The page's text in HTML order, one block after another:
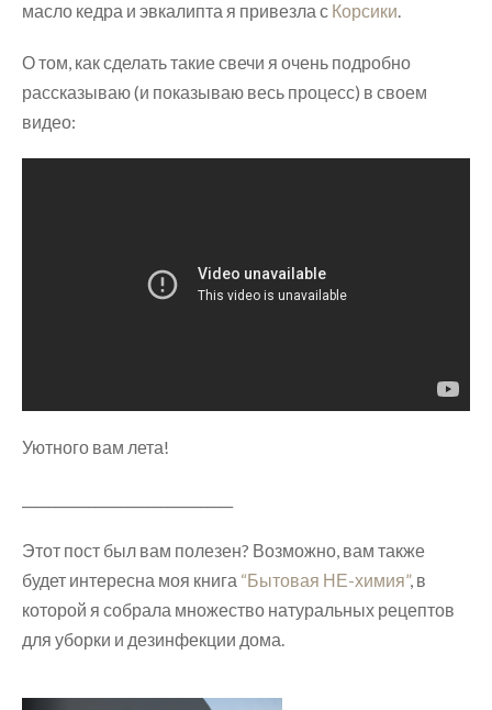
масло кедра и эвкалипта я привезла с Корсики
О том, как сделать такие свечи я очень подробно
рассказываю (и показываю весь процесс) в своем
видео:
Уютного вам лета!
Этот пост был вам полезен? Возможно, вам также
будет интересна моя книга “Бытовая НЕ-химия”, в
которой я собрала множество натуральных рецептов
для уборки и дезинфекции дома.